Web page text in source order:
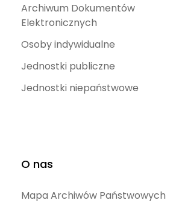
Archiwum Dokumentów
Elektronicznych
Osoby indywidualne
Jednostki publiczne
Jednostki niepaństwowe
O nas
Mapa Archiwów Państwowych